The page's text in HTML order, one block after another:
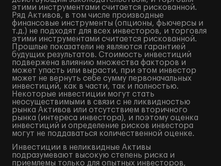
этими инструментами считается рискованной.
Ряд Активов, в том числе производные
финансовые инструменты (опционы, фьючерсы и
т.д.) не подходят для всех инвесторов, и торговля
этими инструментами считается рискованной.
Прошлые показатели не являются гарантией
будущих результатов. Стоимость инвестиций
подвержена влиянию множества факторов и
может упасть или вырасти, при этом инвестор
может не вернуть себе сумму первоначальных
инвестиций, как в части, так и полностью.
Некоторые инвестиции могут стать
неосуществимыми в связи с не ликвидностью
рынка Активов или отсутствием вторичного
рынка (интереса инвестора), и поэтому оценка
инвестиций и определение рисков инвестора
могут не поддаваться количественной оценке.
Инвестиции в неликвидные Активы
подразумевают высокую степень риска и
приемлемы только для опытных инвесторов,